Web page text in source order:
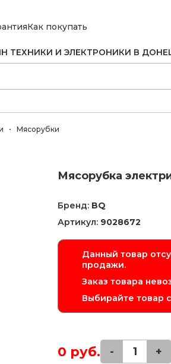
Как покупать
ТЕХНИКИ И ЭЛЕКТРОНИКИ В
Мясорубки
Мясорубка
Бренд: BQ
Артикул: 9028672
Данный товар
продажи.
Заказ товара
Выбирайте товар
0 руб. - +